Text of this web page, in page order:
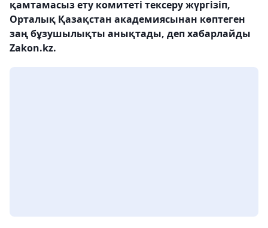
қамтамасыз ету комитеті тексеру жүргізіп,
Орталық Қазақстан академиясынан көптеген
заң бұзушылықты анықтады, деп хабарлайды
Zakon.kz.